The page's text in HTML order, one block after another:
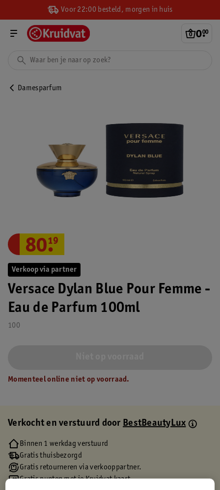
Voor 22:00 besteld, morgen in huis
0.
00
Damesparfum
Verkoop via partner
Versace Dylan Blue Pour Femme -
Eau de Parfum 100ml
100
80.
19
Momenteel online niet op voorraad.
Verkocht en verstuurd doorBestBeautyLux
Binnen 1 werkdag verstuurd
Gratis thuisbezorgd
Gratis retourneren via verkooppartner.
Gratis punten met je Kruidvat kaart